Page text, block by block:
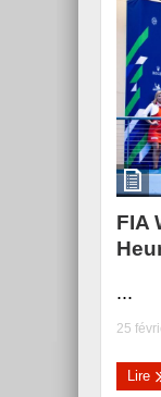
FIA
...
25
Lire